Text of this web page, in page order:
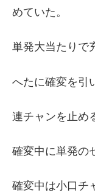
めていた。
単発大当たりで
へたに確変を引
連チャンを止め
確変中に単発の
確変中は小口チ